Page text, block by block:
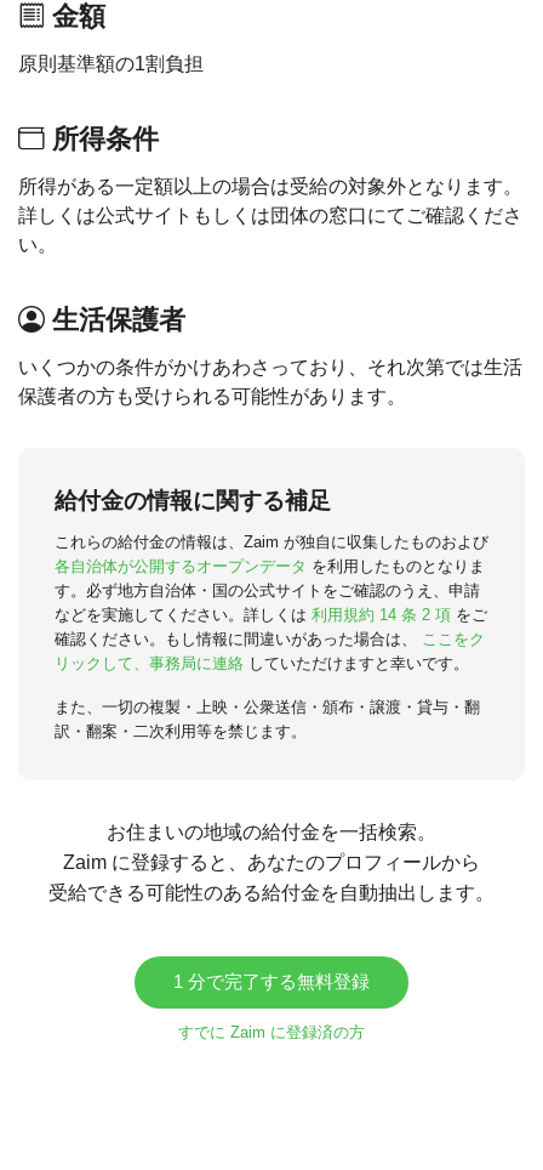
金額
原則基準額の1割負担
所得条件
所得がある一定額以上の場合は受給の対象外となります。
詳しくは公式サイトもしくは団体の窓口にてご確認くださ
い。
生活保護者
いくつかの条件がかけあわさっており、それ次第では生活
保護者の方も受けられる可能性があります。
給付金の情報に関する補足
これらの給付金の情報は、Zaim が独自に収集したものおよび
各自治体が公開するオープンデータ を利用したものとなりま
す。必ず地方自治体・国の公式サイトをご確認のうえ、申請
などを実施してください。詳しくは 利用規約 14 条 2 項 をご
確認ください。もし情報に間違いがあった場合は、
ここをク
リックして、事務局に連絡 していただけますと幸いです。
また、一切の複製・上映・公衆送信・頒布・譲渡・貸与・翻
訳・翻案・二次利用等を禁じます。
お住まいの地域の給付金を一括検索。
Zaim に登録すると、あなたのプロフィールから
受給できる可能性のある給付金を自動抽出します。
1 分で完了する無料登録
すでに Zaim に登録済の方